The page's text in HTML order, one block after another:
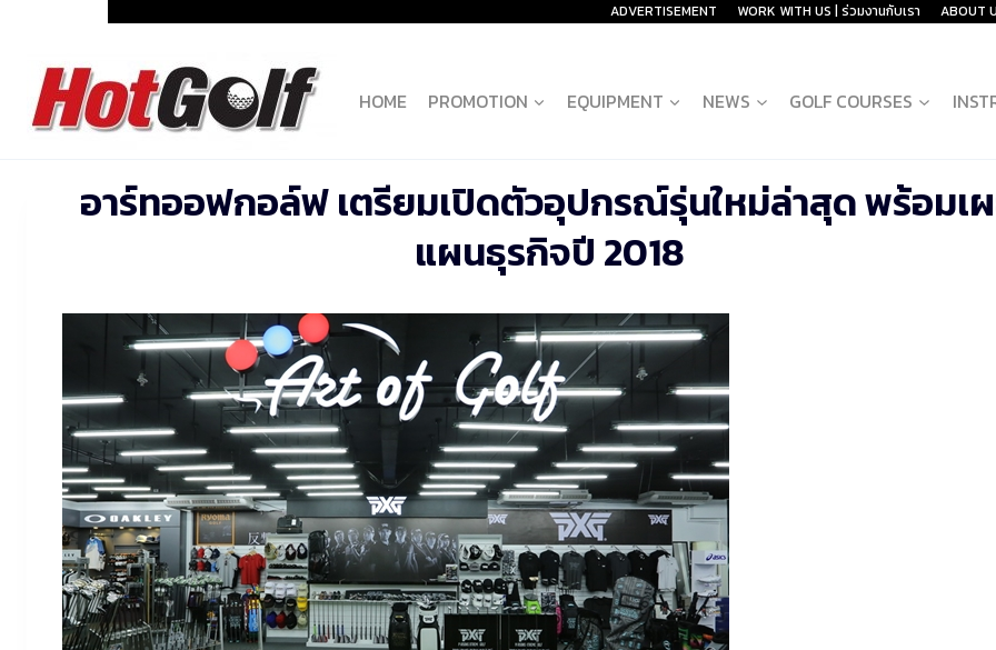
content
ADVERTISEMENT WORK WITH US | ร่วมงานกับเรา ABOUT
HOME PROMOTION EQUIPMENT NEWS GOLF COURSES
อาร์ทออฟกอล์ฟ เตรียมเปิดตัวอุปกรณ์รุ่นใหม่ล่าสุด พร้อมเ
แผนธุรกิจปี 2018